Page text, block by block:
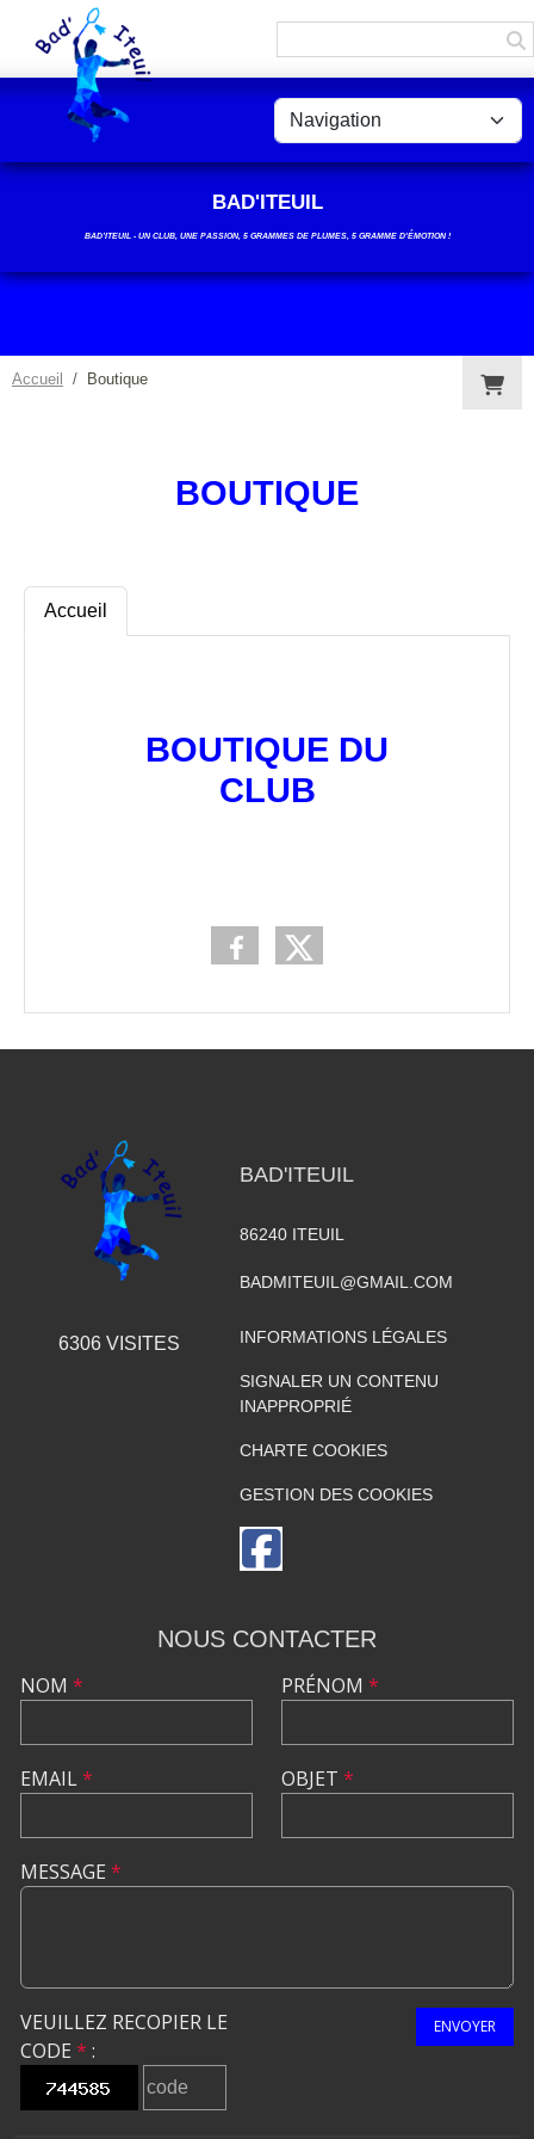
BAD'ITEUIL
BAD’ITEUIL - UN CLUB, UNE PASSION, 5 GRAMMES DE PLUMES, 5 GRAMME D'ÉMOTION !
Accueil Boutique
BOUTIQUE
Accueil
BOUTIQUE DU
CLUB
6306 VISITES
BAD'ITEUIL
86240 ITEUIL
BADMITEUIL@GMAIL.COM
INFORMATIONS LÉGALES
SIGNALER UN CONTENU
INAPPROPRIÉ
CHARTE COOKIES
GESTION DES COOKIES
NOUS CONTACTER
NOM *
EMAIL*
PRÉNOM *
OBJET *
MESSAGE *
VEUILLEZ RECOPIER LE
CODE * :
ENVOYER
Panneau de gestion des cookies